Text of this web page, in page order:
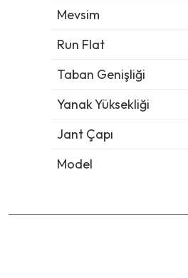
Mevsim
Run Flat
Taban Genişliği
Yanak Yüksekliği
Jant Çapı
Model